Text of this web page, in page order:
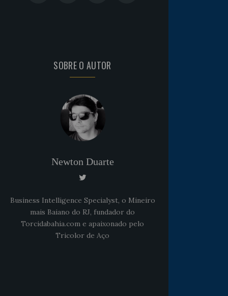
SOBRE O AUTOR
Newton Duarte
Business Intelligence Specialyst, o Mineiro
mais Baiano do RJ, fundador do
Torcidabahia.com e apaixonado pelo
Tricolor de Aço